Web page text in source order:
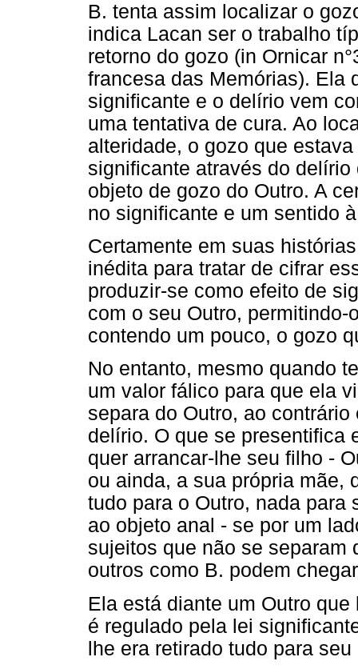
B. tenta assim localizar o
indica Lacan ser o trabalho
retorno do gozo (in Ornicar
francesa das Memórias). Ela
significante e o delírio vem
uma tentativa de cura. Ao
alteridade, o gozo que
significante através do
objeto de gozo do Outro. A
no significante e um sentido
Certamente em suas
inédita para tratar de cifrar
produzir-se como efeito de
com o seu Outro,
contendo um pouco, o gozo
No entanto, mesmo quando
um valor fálico para que ela
separa do Outro, ao
delírio. O que se presentifica
quer arrancar-lhe seu filho -
ou ainda, a sua própria mãe,
tudo para o Outro, nada para
ao objeto anal - se por um
sujeitos que não se separam
outros como B. podem
Ela está diante um Outro
é regulado pela lei
lhe era retirado tudo para seu